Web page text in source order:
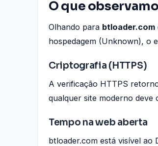
O que
Olhando para btloader.com
hospedagem (Unknown), o
Criptografia (HTTPS)
A verificação HTTPS
qualquer site moderno deve
Tempo na web aberta
btloader.com está visível ao